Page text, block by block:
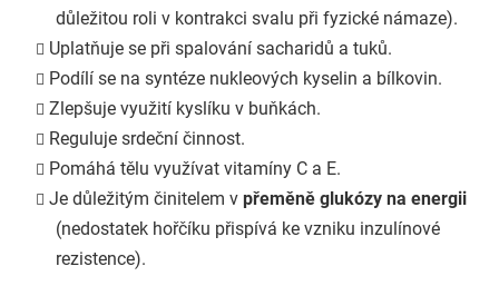
důležitou roli v kontrakci svalu při fyzické námaze).
Uplatňuje se při spalování sacharidů a tuků.
Podílí se na syntéze nukleových kyselin a bílkovin.
Zlepšuje využití kyslíku v buňkách.
Reguluje srdeční činnost.
Pomáhá tělu využívat vitamíny C a E.
Je důležitým činitelem v přeměně glukózy na energii
(nedostatek hořčíku přispívá ke vzniku inzulínové
rezistence).